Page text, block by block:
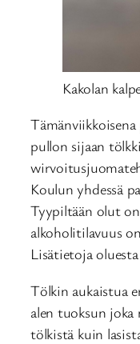
Kakolan
pullon sijaan
Koulun yhdessä
Tyypiltään olut
alkoholitilavuus
Lisätietoja
Tölkin aukaistua
alen tuoksun
tölkistä kuin